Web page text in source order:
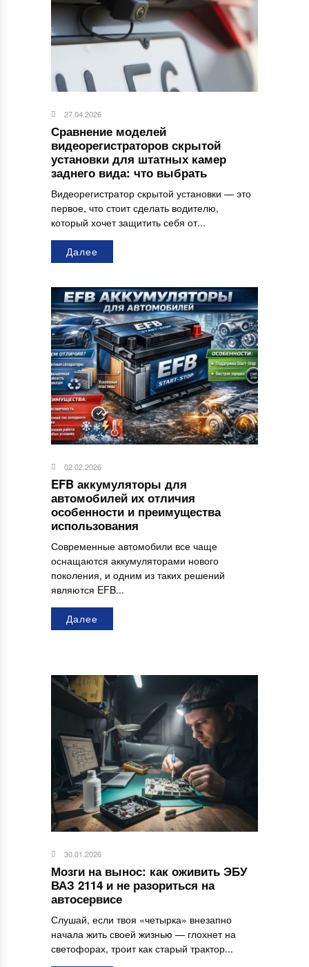
27.04.2026
Сравнение моделей
видеорегистраторов скрытой
установки для штатных камер
заднего вида: что выбрать
Видеорегистратор скрытой установки — это
первое, что стоит сделать водителю,
который хочет защитить себя от...
Далее
02.02.2026
EFB аккумуляторы для
автомобилей их отличия
особенности и преимущества
использования
Современные автомобили все чаще
оснащаются аккумуляторами нового
поколения, и одним из таких решений
являются EFB...
Далее
30.01.2026
Мозги на вынос: как оживить ЭБУ
ВАЗ 2114 и не разориться на
автосервисе
Слушай, если твоя «четырка» внезапно
начала жить своей жизнью — глохнет на
светофорах, троит как старый трактор...